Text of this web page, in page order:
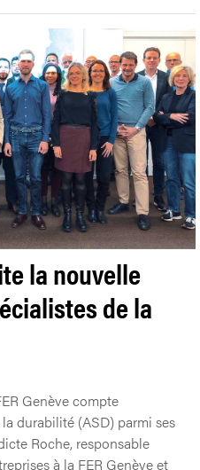
la nouvelle
de la
Genève compte
durabilité (ASD) parmi ses
Roche, responsable
à la FER Genève et